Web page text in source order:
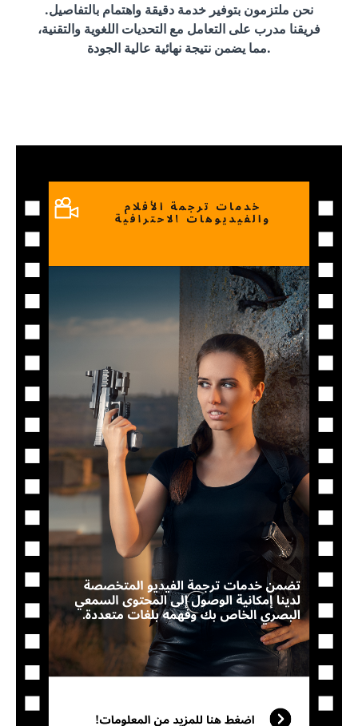
نحن ملتزمون بتوفير خدمة دقيقة واهتمام بالتفاصيل.
فريقنا مدرب على التعامل مع التحديات اللغوية والتقنية،
مما يضمن نتيجة نهائية عالية الجودة.